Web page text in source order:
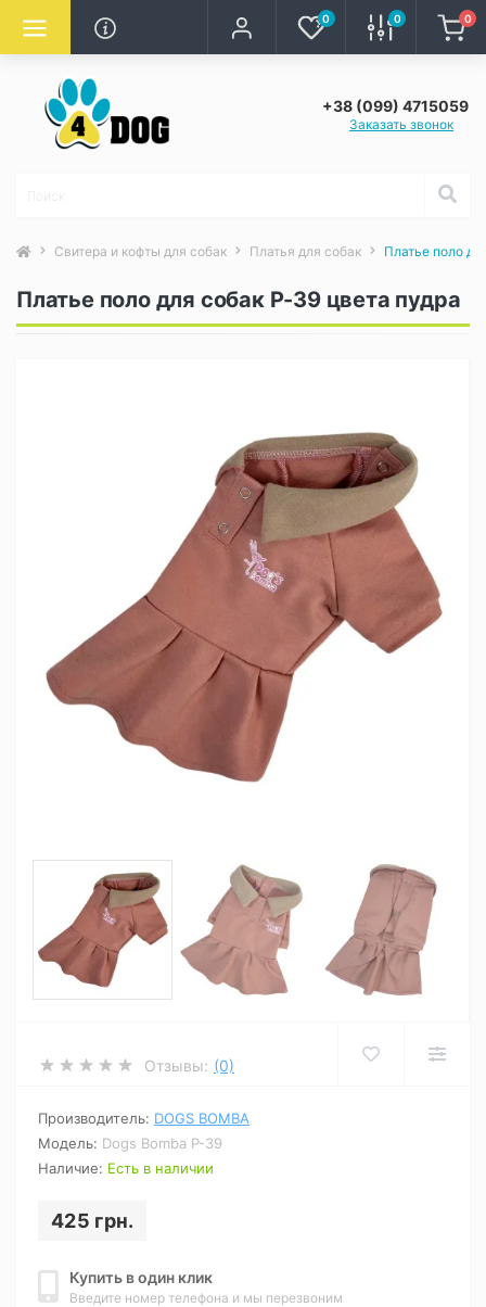
0 0 0
+38 (099) 4715059
Заказать звонок
Свитера и кофты для собак Платья для собак Платье поло
Платье поло для собак P-39 цвета пудра
Отзывы: (0)
Производитель: DOGS BOMBA
Модель: Dogs Bomba P-39
Наличие: Есть в наличии
425 грн.
Купить в один клик
Введите номер телефона и мы перезвоним